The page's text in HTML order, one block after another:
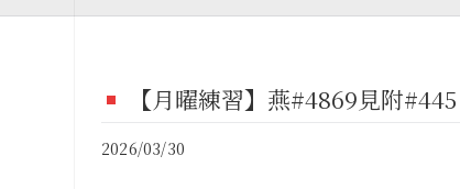
【月曜練習】燕#4869見附#445
2026/03/30